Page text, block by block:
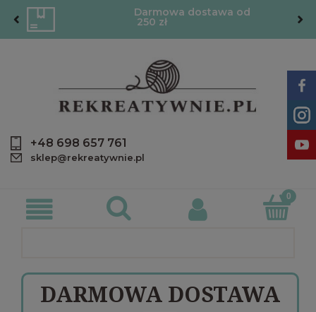
Darmowa dostawa od
250 zł
+48 698 657 761
sklep@rekreatywnie.pl
DARMOWA DOSTAWA